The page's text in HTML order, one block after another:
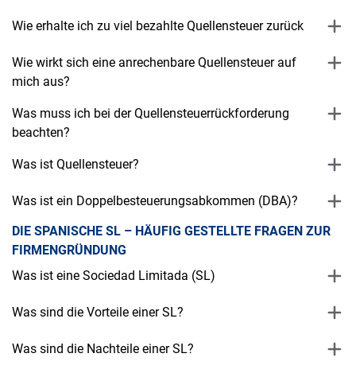
Wie erhalte ich zu viel bezahlte Quellensteuer zurück
Wie wirkt sich eine anrechenbare Quellensteuer auf
mich aus?
Was muss ich bei der Quellensteuerrückforderung
beachten?
Was ist Quellensteuer?
Was ist ein Doppelbesteuerungsabkommen (DBA)?
DIE SPANISCHE SL – HÄUFIG GESTELLTE FRAGEN ZUR
FIRMENGRÜNDUNG
Was ist eine Sociedad Limitada (SL)
Was sind die Vorteile einer SL?
Was sind die Nachteile einer SL?